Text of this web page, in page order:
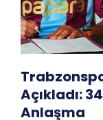
Açıkladı:
Anlaşma